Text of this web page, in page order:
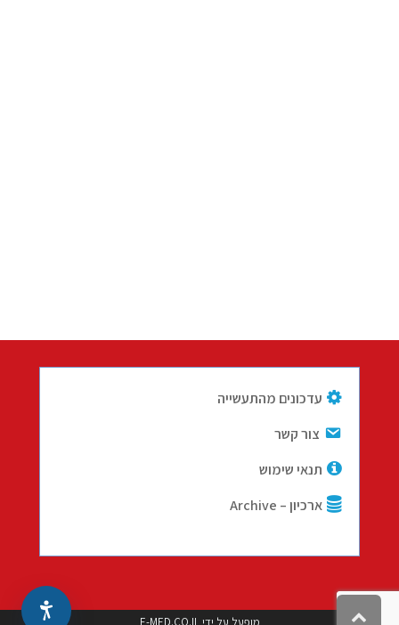
עדכונים מהתעשייה
צור קשר
תנאי שימוש
ארכיון – Archive
מופעל על ידי E-MED.CO.IL גלילה